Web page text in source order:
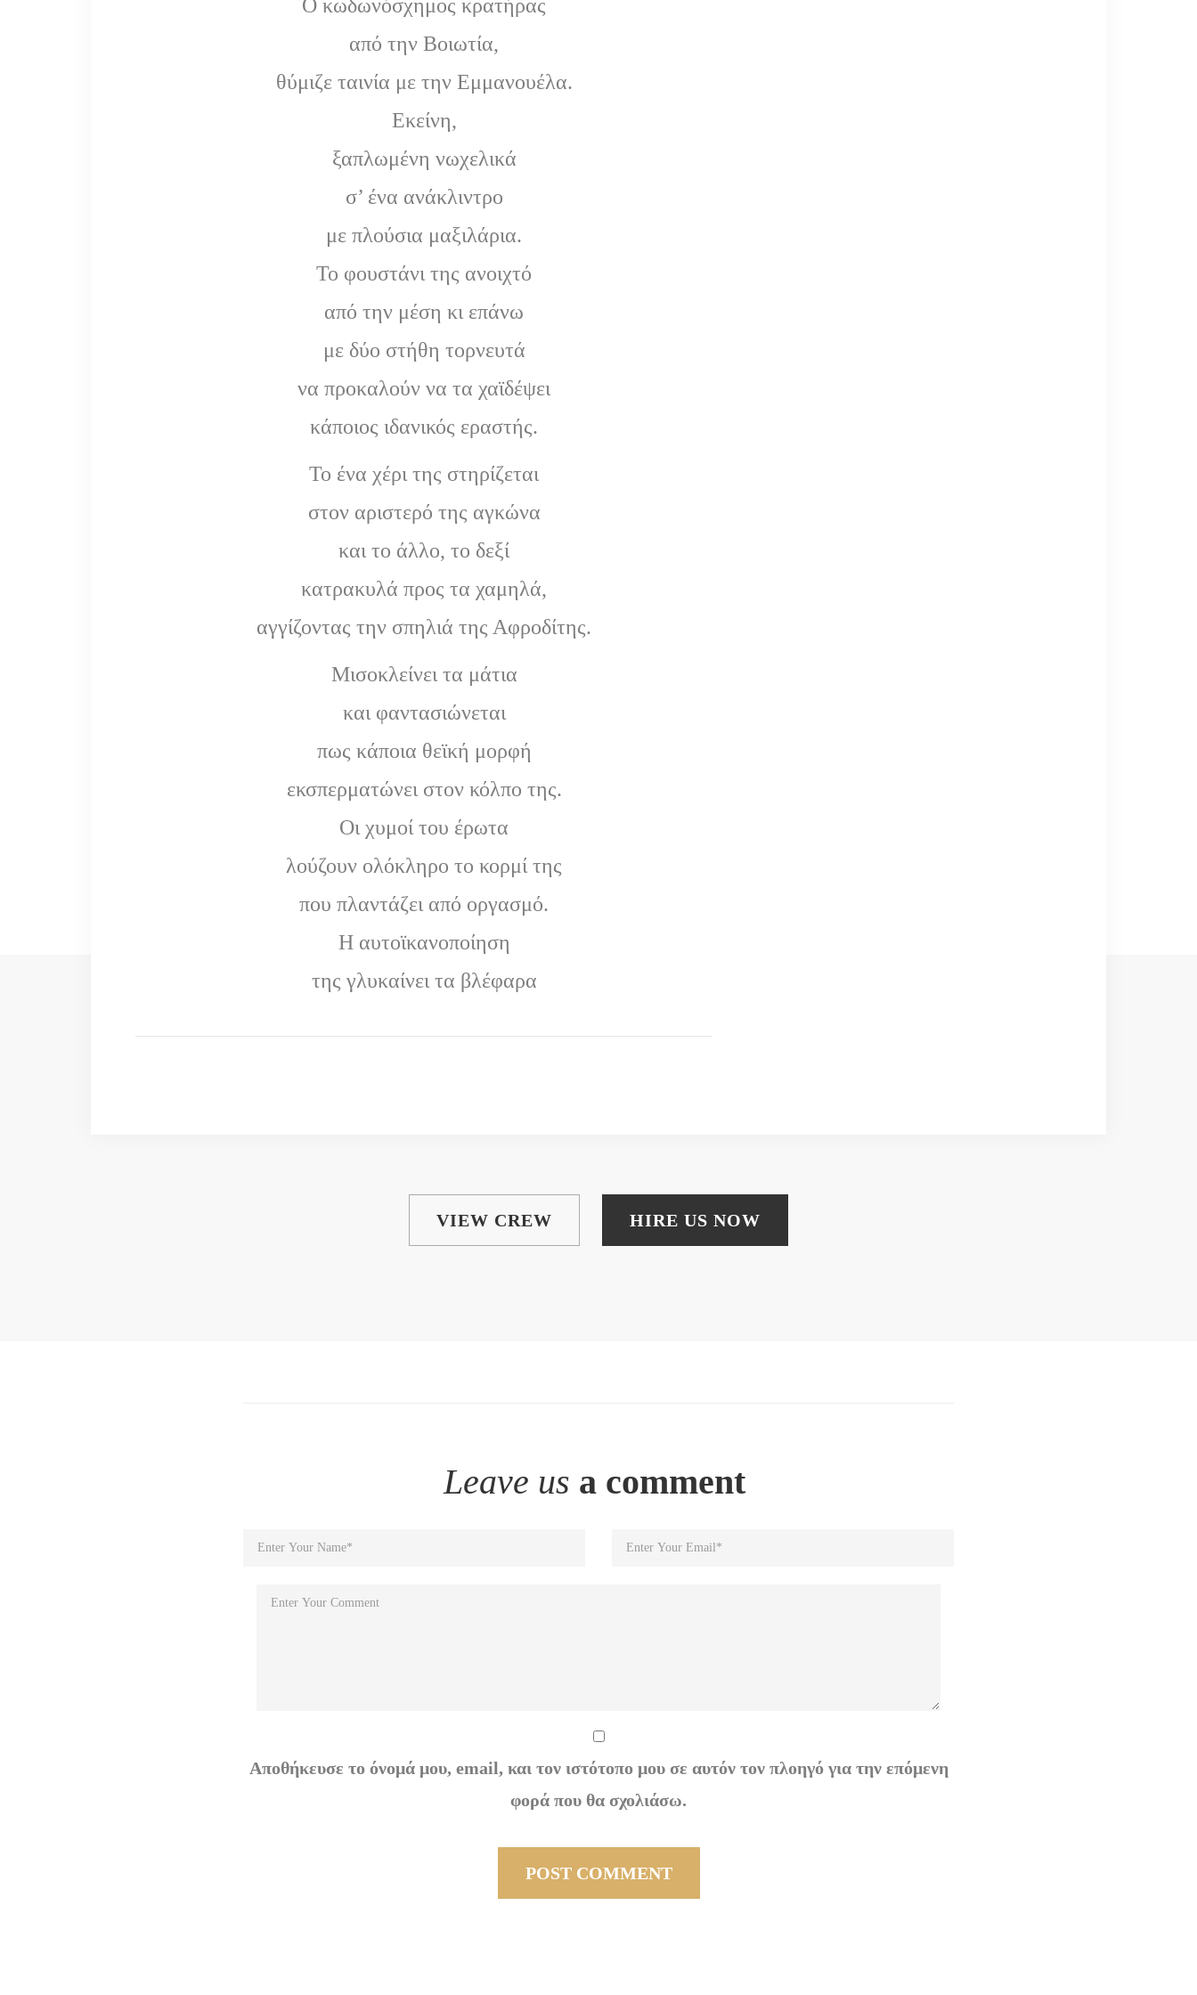
Ο κωδωνόσχημος κρατήρας
από την Βοιωτία,
θύμιζε ταινία με την Εμμανουέλα.
Εκείνη,
ξαπλωμένη νωχελικά
σ’ ένα ανάκλιντρο
με πλούσια μαξιλάρια.
Το φουστάνι της ανοιχτό
από την μέση κι επάνω
με δύο στήθη τορνευτά
να προκαλούν να τα χαϊδέψει
κάποιος ιδανικός εραστής.
Το ένα χέρι της στηρίζεται
στον αριστερό της αγκώνα
και το άλλο, το δεξί
κατρακυλά προς τα χαμηλά,
αγγίζοντας την σπηλιά της Αφροδίτης.
Μισοκλείνει τα μάτια
και φαντασιώνεται
πως κάποια θεϊκή μορφή
εκσπερματώνει στον κόλπο της.
Οι χυμοί του έρωτα
λούζουν ολόκληρο το κορμί της
που πλαντάζει από οργασμό.
Η αυτοϊκανοποίηση
της γλυκαίνει τα βλέφαρα
VIEW CREW HIRE US NOW
Leave us a comment
Αποθήκευσε το όνομά μου, email, και τον ιστότοπο μου σε αυτόν τον πλοηγό για την επόμενη
φορά που θα σχολιάσω.